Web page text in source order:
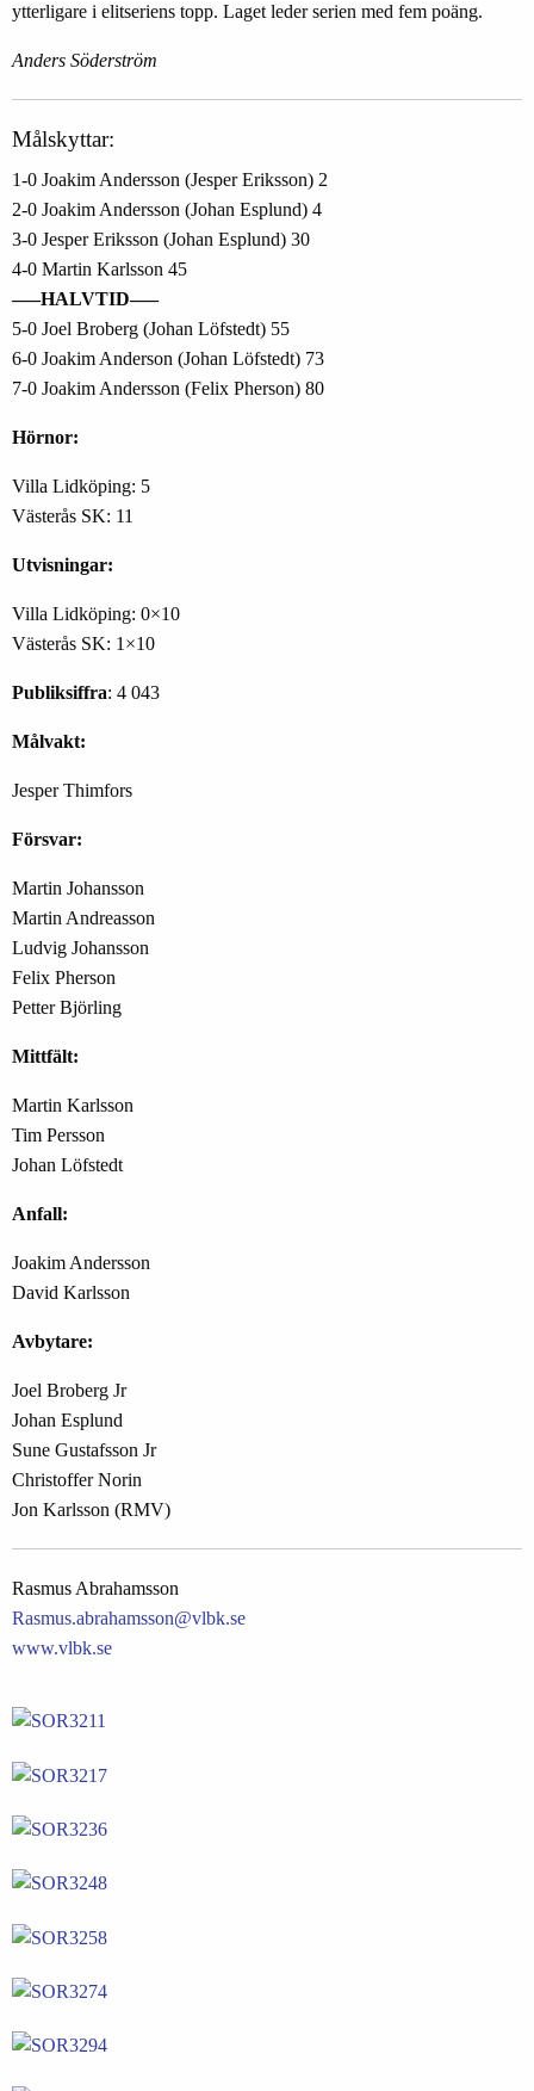
ytterligare i elitseriens topp. Laget leder serien med fem poäng.
Anders Söderström
Målskyttar:
1-0 Joakim Andersson (Jesper Eriksson) 2
2-0 Joakim Andersson (Johan Esplund) 4
3-0 Jesper Eriksson (Johan Esplund) 30
4-0 Martin Karlsson 45
—–HALVTID—–
5-0 Joel Broberg (Johan Löfstedt) 55
6-0 Joakim Anderson (Johan Löfstedt) 73
7-0 Joakim Andersson (Felix Pherson) 80
Hörnor:
Villa Lidköping: 5
Västerås SK: 11
Utvisningar:
Villa Lidköping: 0×10
Västerås SK: 1×10
Publiksiffra: 4 043
Målvakt:
Jesper Thimfors
Försvar:
Martin Johansson
Martin Andreasson
Ludvig Johansson
Felix Pherson
Petter Björling
Mittfält:
Martin Karlsson
Tim Persson
Johan Löfstedt
Anfall:
Joakim Andersson
David Karlsson
Avbytare:
Joel Broberg Jr
Johan Esplund
Sune Gustafsson Jr
Christoffer Norin
Jon Karlsson (RMV)
Rasmus Abrahamsson
Rasmus.abrahamsson@vlbk.se
www.vlbk.se